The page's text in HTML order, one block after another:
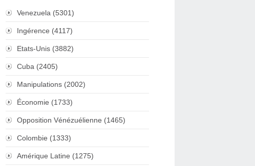
Venezuela (5301)
Ingérence (4117)
Etats-Unis (3882)
Cuba (2405)
Manipulations (2002)
Économie (1733)
Opposition Vénézuélienne (1465)
Colombie (1333)
Amérique Latine (1275)